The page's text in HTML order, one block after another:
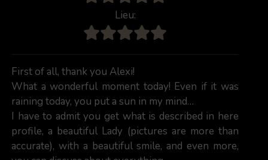
Lieu:
First of all, thank you Alexi!
What a wonderful moment today! Even if it was
raining today, you put a sun in my mind…
I have to admit you get what is described in here
profile, a beautiful Lady (pictures are more than
accurate), with a beautiful smile, and even more,